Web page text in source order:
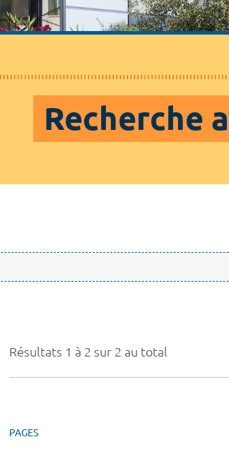
Recherche
Résultats 1 à 2 sur 2 au total
PAGES